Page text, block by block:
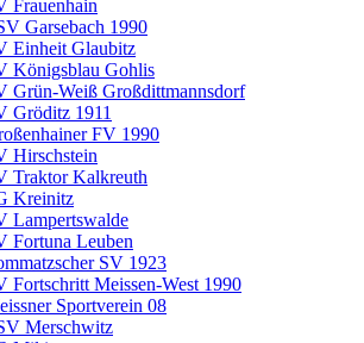
Frauenhain
Garsebach 1990
Einheit Glaubitz
Königsblau Gohlis
Grün-Weiß Großdittmannsdorf
Gröditz 1911
FV 1990
Hirschstein
Traktor Kalkreuth
Kreinitz
Lampertswalde
Fortuna Leuben
SV 1923
Fortschritt Meissen-West 1990
Sportverein 08
Merschwitz